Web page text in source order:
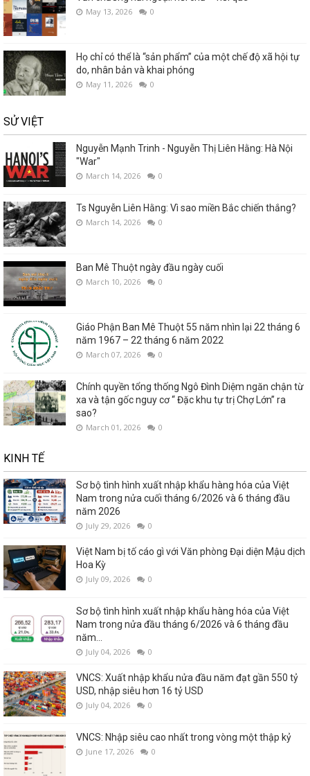
May 13, 2026 0
Họ chỉ có thể là “sản phẩm” của một chế độ xã hội tự
do, nhân bản và khai phóng
May 11, 2026 0
SỬ VIỆT
Nguyễn Mạnh Trinh - Nguyễn Thị Liên Hằng: Hà Nội
"War"
March 14, 2026 0
Ts Nguyễn Liên Hằng: Vì sao miền Bắc chiến thắng?
March 14, 2026 0
Ban Mê Thuột ngày đầu ngày cuối
March 10, 2026 0
Giáo Phận Ban Mê Thuột 55 năm nhìn lại 22 tháng 6
năm 1967 – 22 tháng 6 năm 2022
March 07, 2026 0
Chính quyền tổng thống Ngô Đình Diệm ngăn chận từ
xa và tận gốc nguy cơ “ Đặc khu tự trị Chợ Lớn” ra
sao?
March 01, 2026 0
KINH TẾ
Sơ bộ tình hình xuất nhập khẩu hàng hóa của Việt
Nam trong nửa cuối tháng 6/2026 và 6 tháng đầu
năm 2026
July 29, 2026 0
Việt Nam bị tố cáo gì với Văn phòng Đại diện Mậu dịch
Hoa Kỳ
July 09, 2026 0
Sơ bộ tình hình xuất nhập khẩu hàng hóa của Việt
Nam trong nửa đầu tháng 6/2026 và 6 tháng đầu
năm...
July 04, 2026 0
VNCS: Xuất nhập khẩu nửa đầu năm đạt gần 550 tỷ
USD, nhập siêu hơn 16 tỷ USD
July 04, 2026 0
VNCS: Nhập siêu cao nhất trong vòng một thập kỷ
June 17, 2026 0